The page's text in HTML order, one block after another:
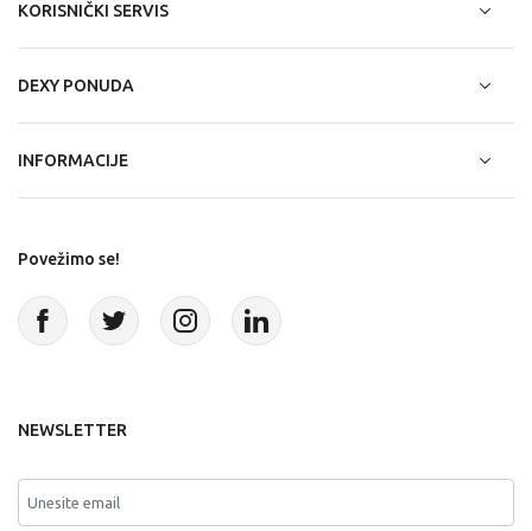
KORISNIČKI SERVIS
DEXY PONUDA
INFORMACIJE
Povežimo se!
NEWSLETTER